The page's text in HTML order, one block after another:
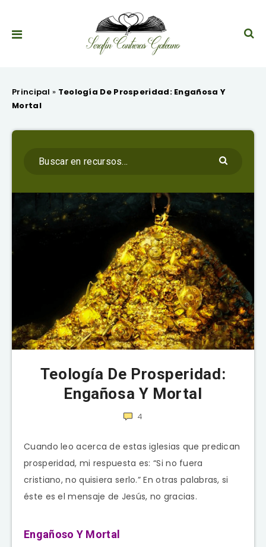
Principal » Teología De Prosperidad: Engañosa Y
Mortal
Teología De Prosperidad:
Engañosa Y Mortal
4
Cuando leo acerca de estas iglesias que predican
prosperidad, mi respuesta es: “Si no fuera
cristiano, no quisiera serlo.” En otras palabras, si
éste es el mensaje de Jesús, no gracias.
Engañoso Y Mortal